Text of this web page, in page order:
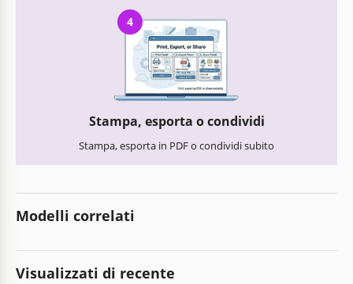
4
Stampa, esporta o condividi
Stampa, esporta in PDF o condividi subito
Modelli correlati
Visualizzati di recente